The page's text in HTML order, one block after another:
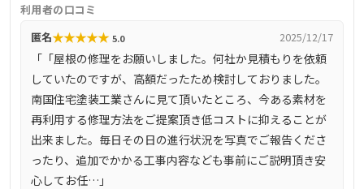
る費用軽減のサポートも行っています。明朗会計を掲げ、
契約後の追加料金は原則発生しません。自然災害鑑定士が
常駐しており、迅速かつ丁寧な対応で地域の信頼を得てい
ます。
利用者の口コミ
匿名★★★★★ 5.0 2025/12/17
「「屋根の修理をお願いしました。何社か見積もりを依頼
していたのですが、高額だったため検討しておりました。
南国住宅塗装工業さんに見て頂いたところ、今ある素材を
再利用する修理方法をご提案頂き低コストに抑えることが
出来ました。毎日その日の進行状況を写真でご報告くださ
ったり、追加でかかる工事内容なども事前にご説明頂き安
心してお任…」